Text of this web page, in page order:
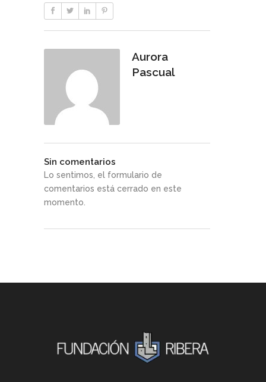
Aurora
Pascual
Sin comentarios
Lo sentimos, el formulario de
comentarios está cerrado en este
momento.